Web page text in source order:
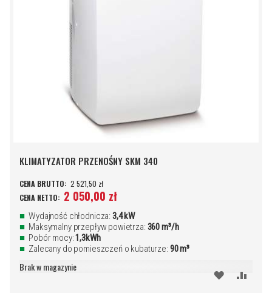
KLIMATYZATOR PRZENOŚNY SKM 340
2 521,50 zł
2 050,00 zł
Wydajność chłodnicza: 3,4 kW
Maksymalny przepływ powietrza: 360 m³/h
Pobór mocy:1,3kWh
Zalecany do pomieszczeń o kubaturze: 90 m³
Brak w magazynie
DODAJ